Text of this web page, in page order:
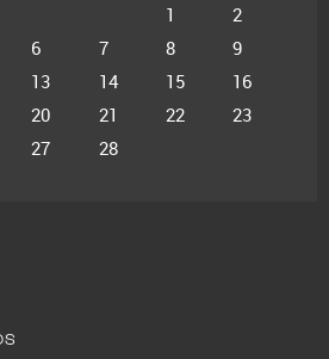
1
2
6 7 8
9
13 14 15
16
20 21 22
23
27 28